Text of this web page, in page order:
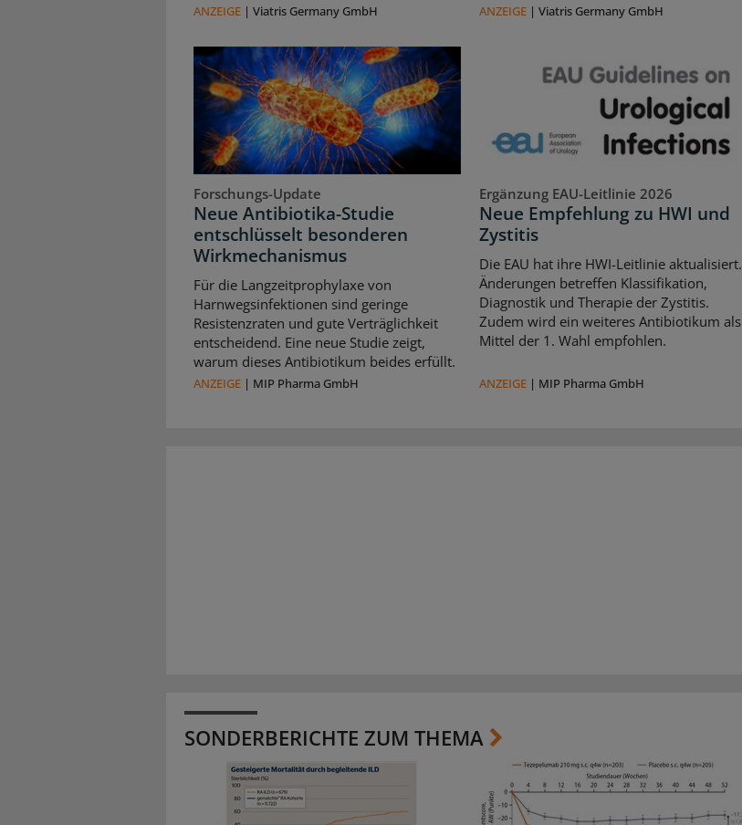
ANZEIGE | Viatris Germany GmbH ANZEIGE |Viatris Germany GmbH
Forschungs-Update
Neue Antibiotika-Studie
entschlüsselt besonderen
Wirkmechanismus
Für die Langzeitprophylaxe von
Harnwegsinfektionen sind geringe
Resistenzraten und gute Verträglichkeit
entscheidend. Eine neue Studie zeigt,
warum dieses Antibiotikum beides erfüllt.
ANZEIGE | MIP Pharma GmbH
Ergänzung EAU-Leitlinie 2026
Neue Empfehlung zu HWI und
Zystitis
Die EAU hat ihre HWI-Leitlinie aktualisiert.
Änderungen betreffen Klassifikation,
Diagnostik und Therapie der Zystitis.
Zudem wird ein weiteres Antibiotikum als
Mittel der 1. Wahl empfohlen.
ANZEIGE | MIP Pharma GmbH
SONDERBERICHTE ZUM THEMA